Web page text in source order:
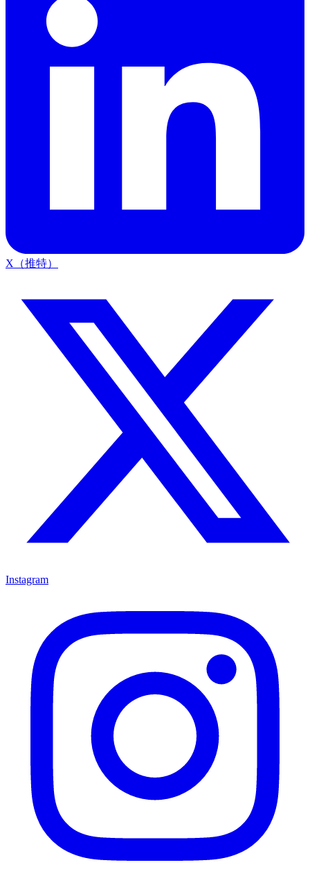
X（推特）
Instagram